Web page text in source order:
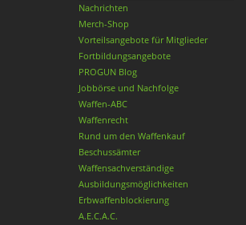
Nachrichten
Merch-Shop
Vorteilsangebote für Mitglieder
Fortbildungsangebote
PROGUN Blog
Jobbörse und Nachfolge
Waffen-ABC
Waffenrecht
Rund um den Waffenkauf
Beschussämter
Waffensachverständige
Ausbildungsmöglichkeiten
Erbwaffenblockierung
A.E.C.A.C.